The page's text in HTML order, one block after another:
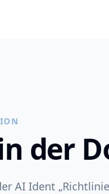
der
AI Ident